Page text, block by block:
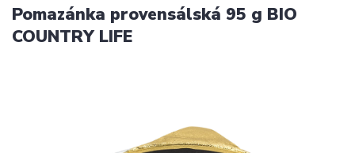
Pomazánka provensálská 95 g BIO
COUNTRY LIFE